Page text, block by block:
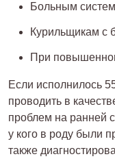
Больным
Курильщикам с
При
Если исполнилось
проводить в
проблем на ранней
у кого в роду были
также